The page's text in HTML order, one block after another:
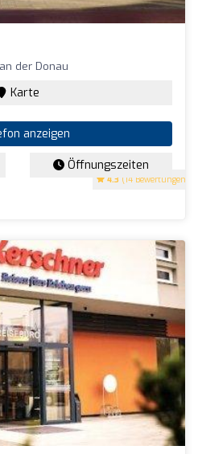
4.3 (14 Bewertungen)
der Donau
Karte
anzeigen
Öffnungszeiten